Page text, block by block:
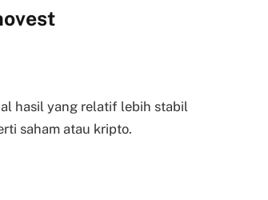
hasil yang relatif lebih stabil
saham atau kripto.